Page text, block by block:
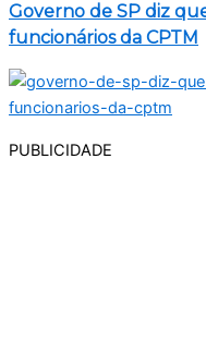
Governo de SP diz
funcionários da CPTM
PUBLICIDADE